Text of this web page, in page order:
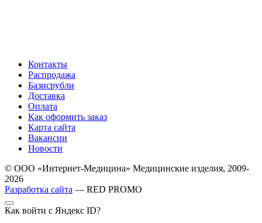
Контакты
Распродажа
Базисрубли
Доставка
Оплата
Как оформить заказ
Карта сайта
Вакансии
Новости
© ООО «Интернет-Медицина» Медицинские изделия, 2009-
2026
Разработка сайта — RED PROMO
Как войти с Яндекс ID?